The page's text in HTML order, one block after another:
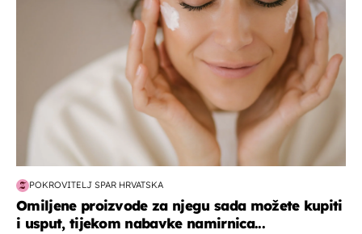
POKROVITELJ SPAR HRVATSKA
Omiljene proizvode za njegu sada možete kupiti
i usput, tijekom nabavke namirnica...